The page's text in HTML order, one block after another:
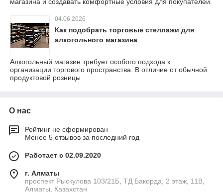
магазина и создавать комфортные условия для покупателей.
04.06.2026
Как подобрать торговые стеллажи для
алкогольного магазина
Алкогольный магазин требует особого подхода к
организации торгового пространства. В отличие от обычной
продуктовой розницы
О нас
Рейтинг не сформирован
Менее 5 отзывов за последний год
Работает с 02.09.2020
г. Алматы
проспект Рыскулова 103/21Б, ТД Бакорда, 2 этаж, 11В,
Алматы, Казахстан